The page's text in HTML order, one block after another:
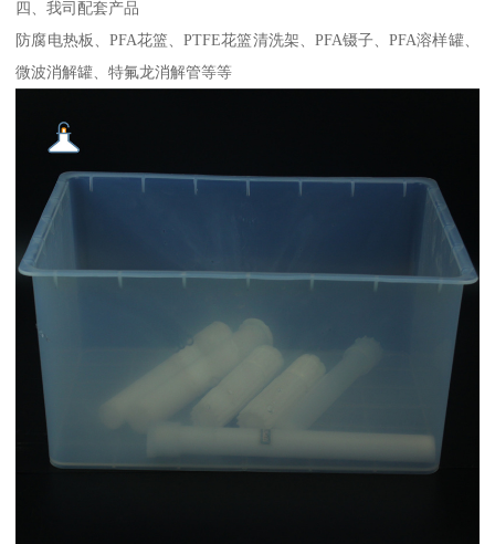
四、我司配套产品
防腐电热板、PFA花篮、PTFE花篮清洗架、PFA镊子、PFA溶样罐、
微波消解罐、特氟龙消解管等等